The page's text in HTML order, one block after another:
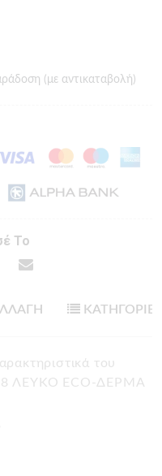
(με αντικαταβολή)
Το
ΚΑΤΗΓΟΡΙΕΣ
του
ΛΕΥΚΟ ECO-ΔΕΡΜΑ